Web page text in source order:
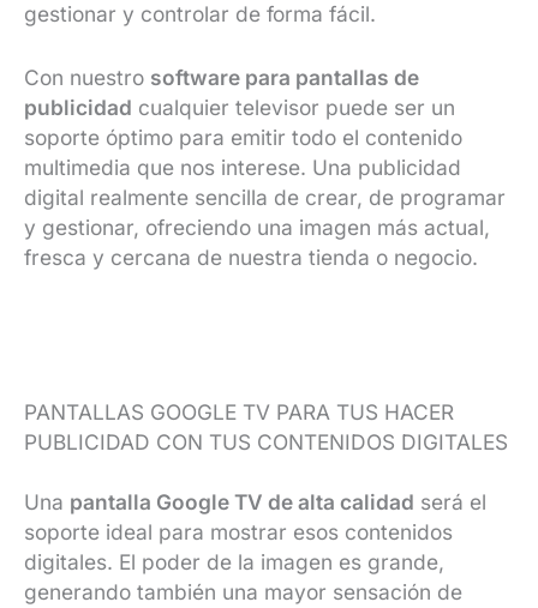
gestionar y controlar de forma fácil.
Con nuestro software para pantallas de
publicidad cualquier televisor puede ser un
soporte óptimo para emitir todo el contenido
multimedia que nos interese. Una publicidad
digital realmente sencilla de crear, de programar
y gestionar, ofreciendo una imagen más actual,
fresca y cercana de nuestra tienda o negocio.
PANTALLAS GOOGLE TV PARA TUS HACER
PUBLICIDAD CON TUS CONTENIDOS DIGITALES
Una pantalla Google TV de alta calidad será el
soporte ideal para mostrar esos contenidos
digitales. El poder de la imagen es grande,
generando también una mayor sensación de